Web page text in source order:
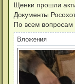
Щенки прошли
Документы
По всем вопросам
Вложения